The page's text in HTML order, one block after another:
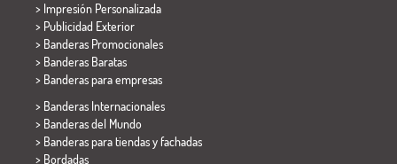
> Impresión Personalizada
> Publicidad Exterior
> Banderas Promocionales
> Banderas Baratas
> Banderas para empresas
> Banderas Internacionales
> Banderas del Mundo
> Banderas para tiendas y fachadas
> Bordadas